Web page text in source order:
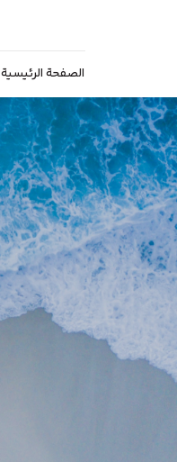
الصفحة الرئيسية